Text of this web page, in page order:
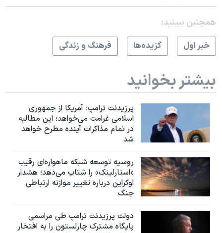
همچنبن ببینید:
خبر اول
گزيده‌ها فرهنگ و زندگی
بیشتر بخوانید
پرزیدنت ترامپ: آمریکا از جمهوری
اسلامی غرامت می‌خواهد؛ این مطالبه
در تمام مذاکرات آینده مطرح خواهد
شد
روسیه توسعه شبکه ماهواره‌ای رقیب
«استارلینک» را شتاب می‌دهد؛ هشدار
اوکراین درباره تغییر موازنه ارتباطی
جنگ
دولت پرزیدنت ترامپ طی مراسمی
پایگاه مشترک چارلستون را به افتخار